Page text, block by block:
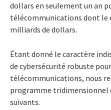
dollars en seulement un an
télécommunications dont le
milliards de dollars.
Étant donné le caractère
de cybersécurité robuste
télécommunications, nous
programme tridimensionnel
suivants.